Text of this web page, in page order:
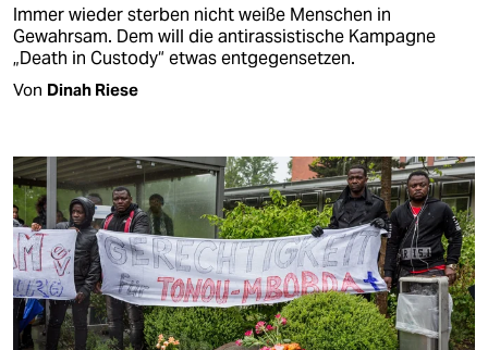
Immer wieder sterben nicht weiße Menschen in
Gewahrsam. Dem will die antirassistische Kampagne
„Death in Custody“ etwas entgegensetzen.
Von Dinah Riese